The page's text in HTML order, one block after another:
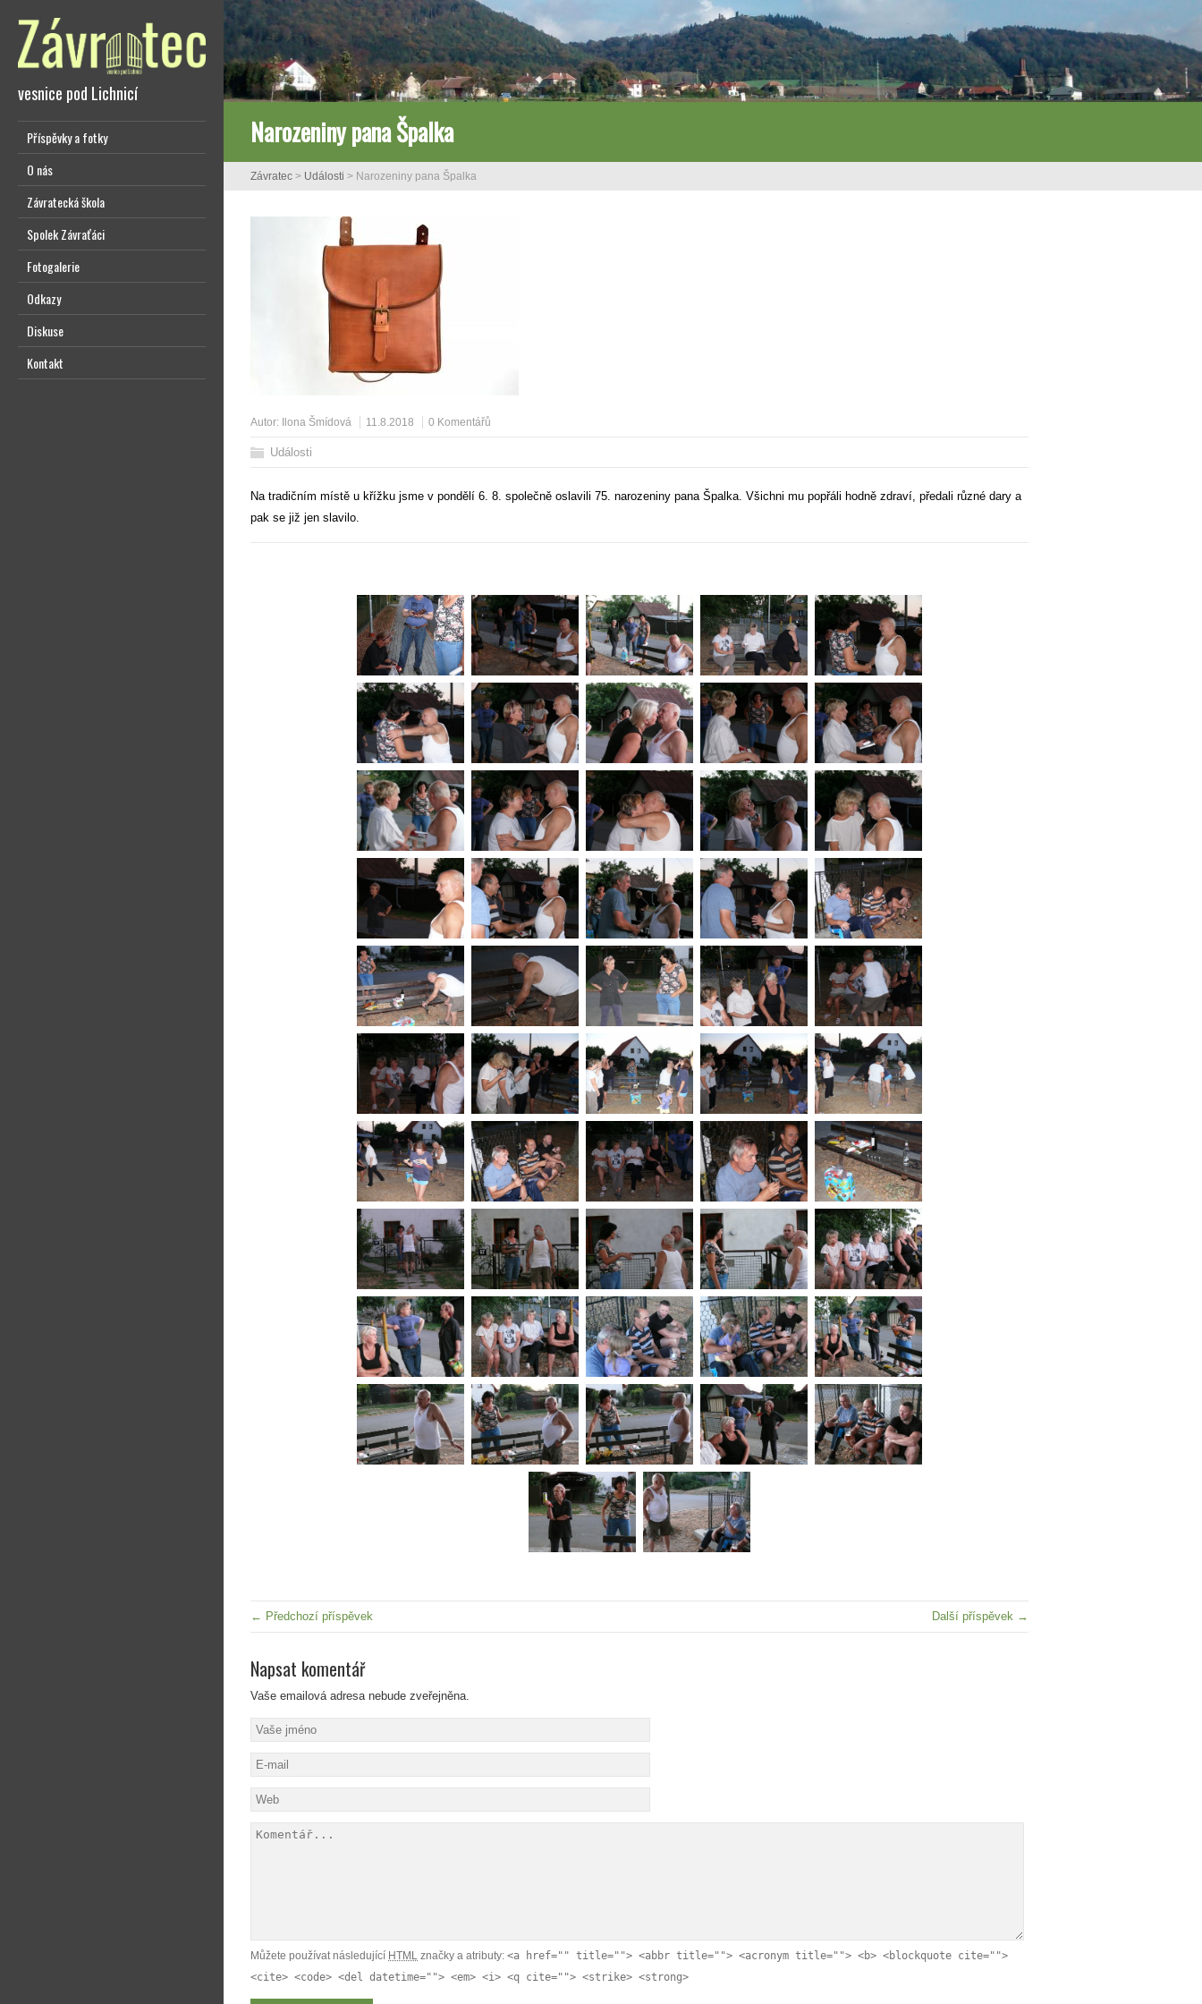
vesnice pod Lichnicí
Příspěvky a fotky
O nás
Závratecká škola
Spolek Závraťáci
Fotogalerie
Odkazy
Diskuse
Kontakt
Narozeniny pana Špalka
Závratec > Události > Narozeniny pana Špalka
Autor: Ilona Šmídová 11.8.2018 0 Komentářů
Události
Na tradičním místě u křížku jsme v pondělí 6. 8. společně oslavili 75. narozeniny pana Špalka. Všichni mu popřáli hodně zdraví, předali různé dary a
pak se již jen slavilo.
← Předchozí příspěvek Další příspěvek →
Napsat komentář
Vaše emailová adresa nebude zveřejněna.
Můžete používat následující HTML značky a atributy: <a href="" title=""> <abbr title=""> <acronym title=""> <b> <blockquote cite="">
<cite> <code> <del datetime=""> <em> <i> <q cite=""> <strike> <strong>